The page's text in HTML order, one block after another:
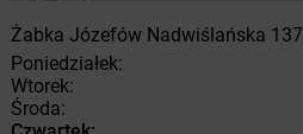
Żabka Józefów Nadwiślańska 137
Poniedziałek:
Wtorek:
Środa: